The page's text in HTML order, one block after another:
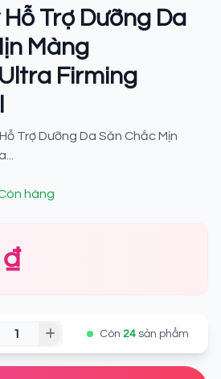
Trợ Dưỡng Da
Màng
Firming
Trợ Dưỡng Da Săn Chắc Mịn
hàng
Còn 24 sản phẩm